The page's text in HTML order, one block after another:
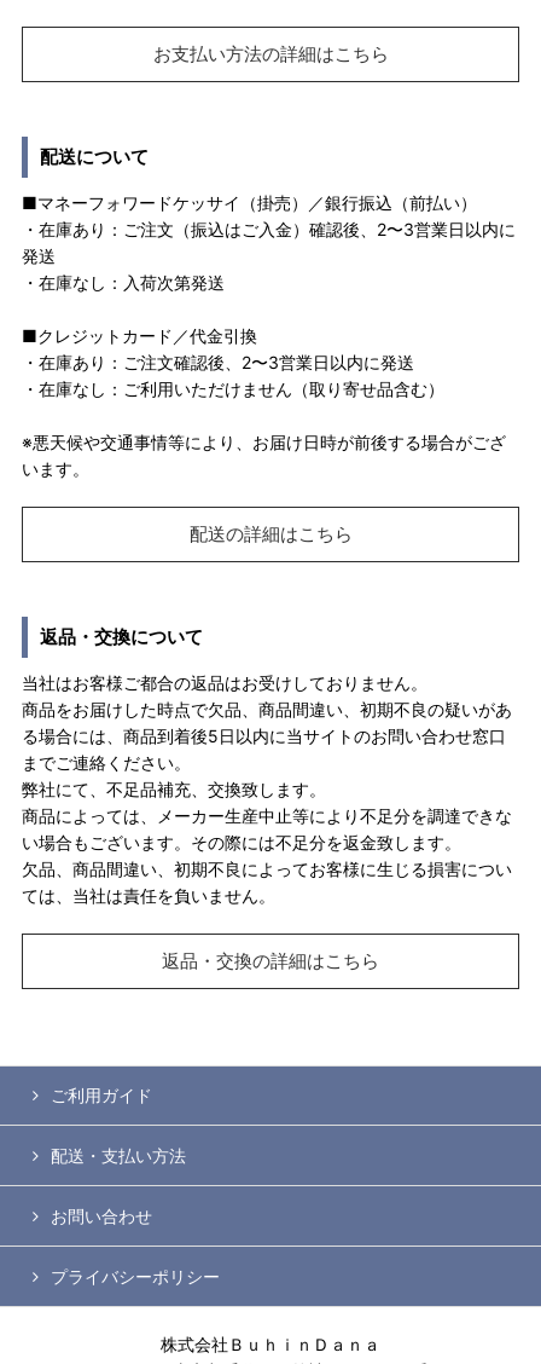
お支払い方法の詳細はこちら
配送について
■マネーフォワードケッサイ（掛売）／銀行振込（前払い）
・在庫あり：ご注文（振込はご入金）確認後、2〜3営業日以内に
発送
・在庫なし：入荷次第発送
■クレジットカード／代金引換
・在庫あり：ご注文確認後、2〜3営業日以内に発送
・在庫なし：ご利用いただけません（取り寄せ品含む）
※悪天候や交通事情等により、お届け日時が前後する場合がござ
います。
配送の詳細はこちら
返品・交換について
当社はお客様ご都合の返品はお受けしておりません。
商品をお届けした時点で欠品、商品間違い、初期不良の疑いがあ
る場合には、商品到着後5日以内に当サイトのお問い合わせ窓口
までご連絡ください。
弊社にて、不足品補充、交換致します。
商品によっては、メーカー生産中止等により不足分を調達できな
い場合もございます。その際には不足分を返金致します。
欠品、商品間違い、初期不良によってお客様に生じる損害につい
ては、当社は責任を負いません。
返品・交換の詳細はこちら
ご利用ガイド
配送・支払い方法
お問い合わせ
プライバシーポリシー
株式会社ＢｕｈｉｎＤａｎａ